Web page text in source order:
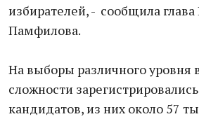
избирателей, - сообщила
Памфилова.
На выборы различного уровня
сложности
кандидатов, из них около 57